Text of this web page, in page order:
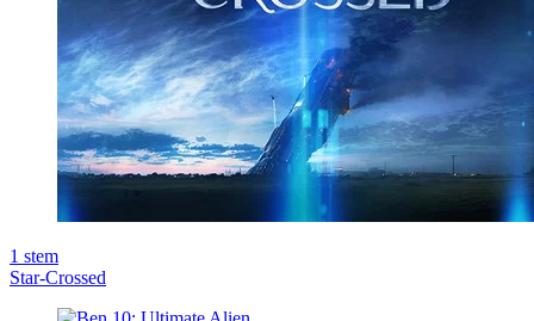
1 stem
Star-Crossed